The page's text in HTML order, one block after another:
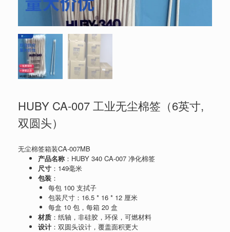
HUBY CA-007 工业无尘棉签（6英寸,
双圆头）
无尘棉签箱装CA-007MB
产品名称 ：HUBY 340 CA-007 净化棉签
尺寸 ：149毫米
包装 ：
每包 100 支拭子
包装尺寸：16.5 * 16 * 12 厘米
每盒 10 包，每箱 20 盒
材质 ：纸轴，非硅胶，环保，可燃材料
设计：双圆头设计，覆盖面积更大